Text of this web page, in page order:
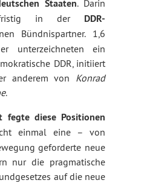
Staaten. Darin
in der DDR-
Bündnispartner. 1,6
unterzeichneten ein
DDR, initiiert
anderem von Konrad
.
fegte diese Positionen
einmal eine – von
geforderte neue
nur die pragmatische
auf die neue